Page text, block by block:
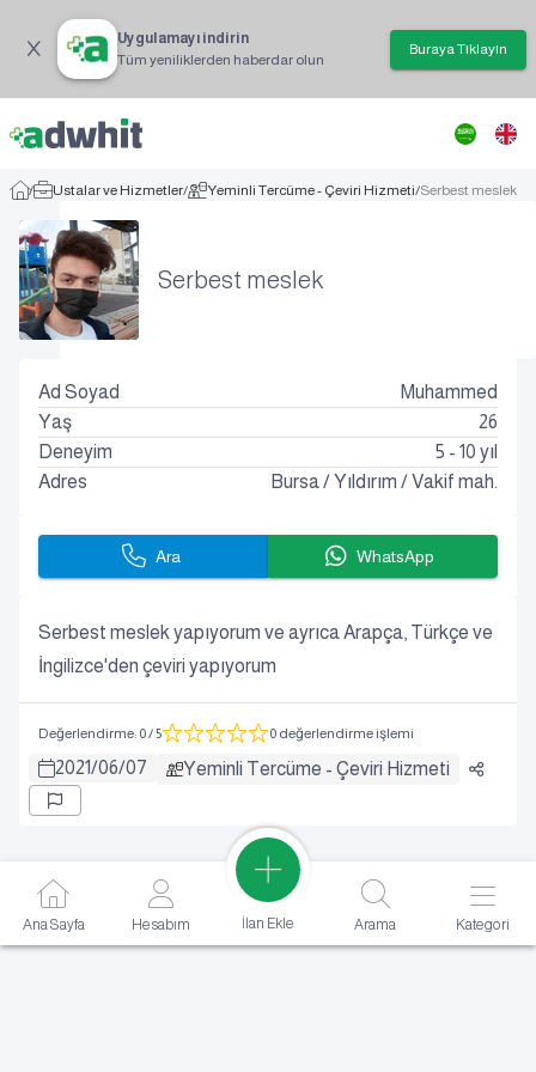
Uygulamayı indirin
Tüm yeniliklerden haberdar olun
Buraya Tıklayın
/ Ustalar ve Hizmetler/ Yeminli Tercüme - Çeviri Hizmeti/Serbest meslek
Serbest meslek
Serbest meslek yapıyorum ve ayrıca Arapça, Türkçe ve
İngilizce'den çeviri yapıyorum
Değerlendirme: 0/ 5 0 değerlendirme işlemi
2021/06/07 Yeminli Tercüme - Çeviri Hizmeti
Ad Soyad
Muhammed
Yaş
26
Deneyim
5 - 10 yıl
Adres
Bursa/Yıldırım /Vakif mah.
Ara WhatsApp
Ana Sayfa Hesabım İlan Ekle Arama Kategori